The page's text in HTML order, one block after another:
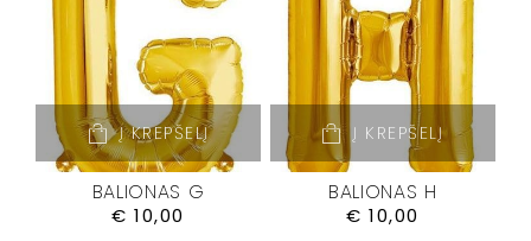
Į KREPŠELĮ
BALIONAS G
€ 10,00
Į KREPŠELĮ
BALIONAS H
€ 10,00